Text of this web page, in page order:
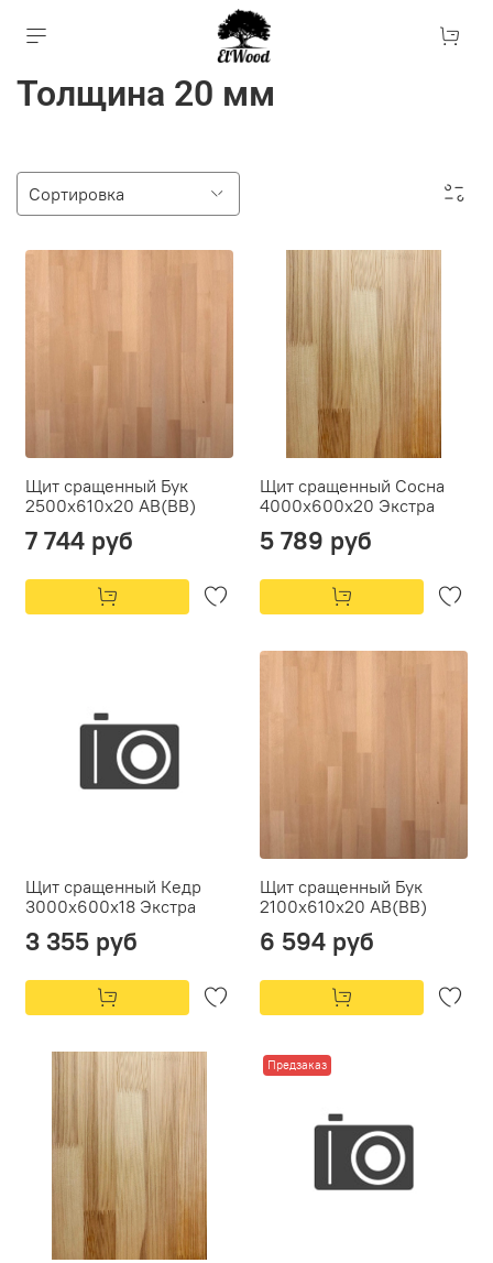
Толщина 20 мм
Щит сращенный Бук
2500х610х20 АВ(ВВ)
7 744 руб
Щит сращенный Сосна
4000х600х20 Экстра
5 789 руб
Щит сращенный Кедр
3000x600x18 Экстра
3 355 руб
Щит сращенный Бук
2100х610х20 АВ(ВВ)
6 594 руб
Предзаказ